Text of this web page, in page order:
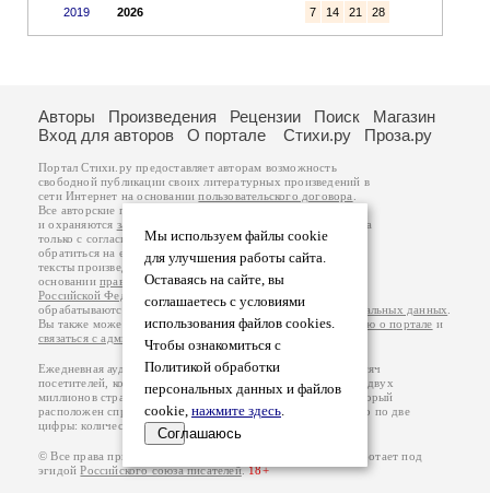
2019
2026
7
14 21 28
Мы используем файлы cookie
для улучшения работы сайта.
Оставаясь на сайте, вы
соглашаетесь с условиями
использования файлов cookies.
Чтобы ознакомиться с
Политикой обработки
персональных данных и файлов
cookie, нажмите здесь.
Соглашаюсь
Авторы Произведения Рецензии Поиск
Магазин
Вход для авторов
О портале Стихи.ру Проза.ру
Портал Стихи.ру предоставляет авторам возможность
свободной публикации своих литературных произведений в
сети Интернет на основаниипользовательского договора
Все авторские права на произведения принадлежат авторам
и охраняются законом
. Перепечатка произведений возможна
только с согласия его автора, к которому вы можете
обратиться на его авторской странице. Ответственность за
тексты произведений авторы несут самостоятельно на
основанииправил публикацииизаконодательства
Российской Федерации
обрабатываются на основанииПолитики обработки персональных данных
Вы также можете посмотреть более подробнуюинформацию о портале и
связаться с администрацией
Ежедневная аудитория портала Стихи.ру – порядка 200 тысяч
посетителей, которые в общей сумме просматривают более двух
миллионов страниц по данным счетчика посещаемости, который
расположен справа от этого текста. В каждой графе указано по две
цифры: количество просмотров и количество посетителей.
© Все права принадлежат авторам, 2000-2026. Портал работает под
эгидойРоссийского союза писателей.18+